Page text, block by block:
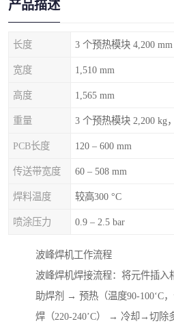
产品描述
长度 3 个预热模块 4,200
宽度 1,510 mm
高度 1,565 mm
重量 3 个预热模块 2,200 kg
PCB长度 120 – 600 mm
传送带宽度 60 – 508 mm
焊料温度 较高300 °C
喷涂压力 0.9 – 2.5 bar
波峰焊机工作流程
波峰焊机焊接流程：将元件插
助焊剂 → 预热（温度90-100‘C
焊（220-240’C） → 冷却→切除